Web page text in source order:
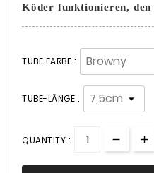
Köder funktionieren, den
TUBE FARBE :
TUBE-LÄNGE :
QUANTITY :